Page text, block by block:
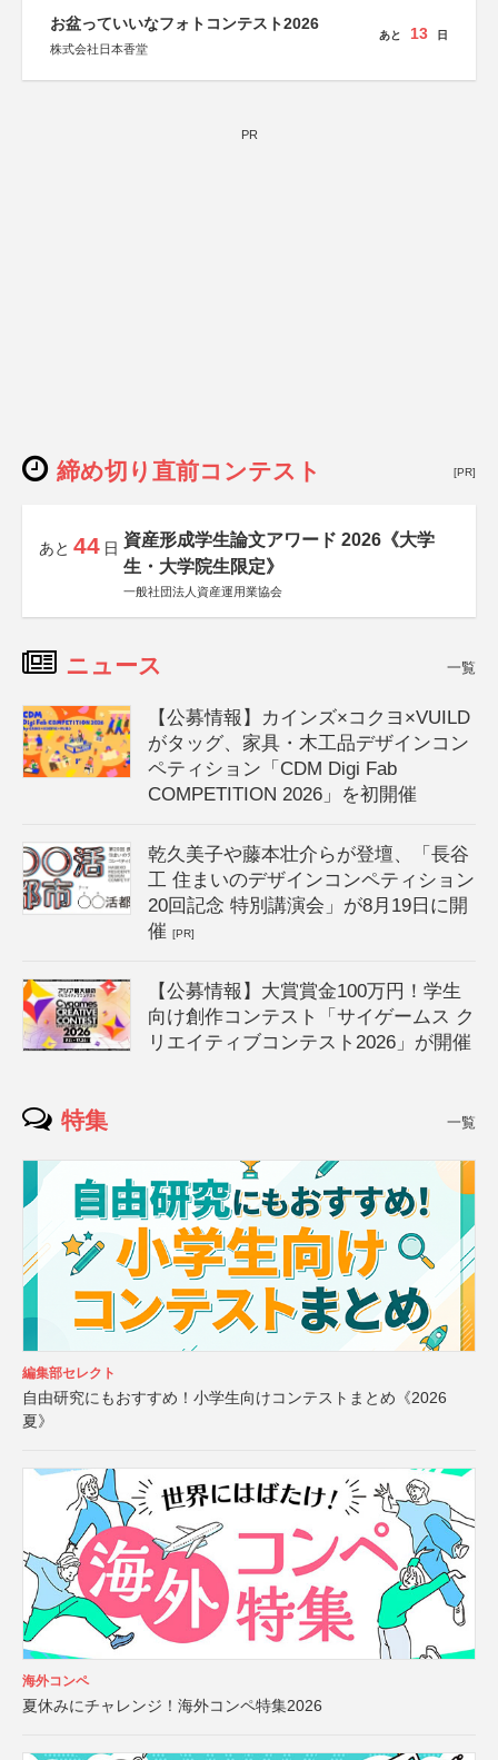
お盆っていいなフォトコンテスト2026
株式会社日本香堂
あと 13 日
PR
締め切り直前コンテスト [PR]
あと 44 日 資産形成学生論文アワード 2026《大学
生・大学院生限定》
一般社団法人資産運用業協会
ニュース 一覧
【公募情報】カインズ×コクヨ×VUILD
がタッグ、家具・木工品デザインコン
ペティション「CDM Digi Fab
COMPETITION 2026」を初開催
乾久美子や藤本壮介らが登壇、「長谷
工 住まいのデザインコンペティション
20回記念 特別講演会」が8月19日に開
催[PR]
【公募情報】大賞賞金100万円！学生
向け創作コンテスト「サイゲームス ク
リエイティブコンテスト2026」が開催
特集 一覧
編集部セレクト
自由研究にもおすすめ！小学生向けコンテストまとめ《2026
夏》
海外コンペ
夏休みにチャレンジ！海外コンペ特集2026